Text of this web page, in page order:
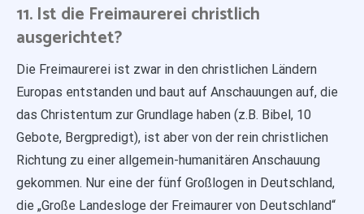
11. Ist die Freimaurerei christlich
ausgerichtet?
Die Freimaurerei ist zwar in den christlichen Ländern
Europas entstanden und baut auf Anschauungen auf, die
das Christentum zur Grundlage haben (z.B. Bibel, 10
Gebote, Bergpredigt), ist aber von der rein christlichen
Richtung zu einer allgemein-humanitären Anschauung
gekommen. Nur eine der fünf Großlogen in Deutschland,
die „Große Landesloge der Freimaurer von Deutschland“